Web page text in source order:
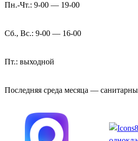
Пн.-Чт.: 9-00 — 19-00
Сб., Вс.: 9-00 — 16-00
Пт.: выходной
Последняя среда месяца —